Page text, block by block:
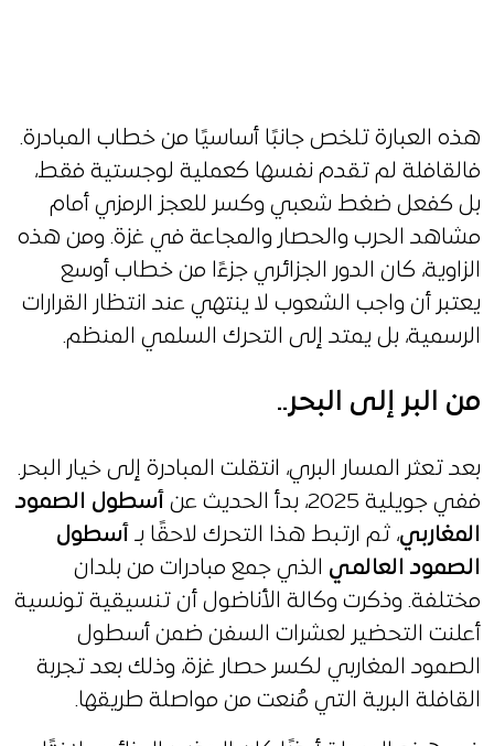
هذه العبارة تلخص جانبًا أساسيًا من خطاب المبادرة.
فالقافلة لم تقدم نفسها كعملية لوجستية فقط،
بل كفعل ضغط شعبي وكسر للعجز الرمزي أمام
مشاهد الحرب والحصار والمجاعة في غزة. ومن هذه
الزاوية، كان الدور الجزائري جزءًا من خطاب أوسع
يعتبر أن واجب الشعوب لا ينتهي عند انتظار القرارات
الرسمية، بل يمتد إلى التحرك السلمي المنظم.
من البر إلى البحر..
بعد تعثر المسار البري، انتقلت المبادرة إلى خيار البحر.
ففي جويلية 2025، بدأ الحديث عن
أسطول الصمود
المغاربي، ثم ارتبط هذا التحرك لاحقًا بـ أسطول
الصمود العالمي الذي جمع مبادرات من بلدان
مختلفة. وذكرت وكالة الأناضول أن تنسيقية تونسية
أعلنت التحضير لعشرات السفن ضمن أسطول
الصمود المغاربي لكسر حصار غزة، وذلك بعد تجربة
القافلة البرية التي مُنعت من مواصلة طريقها.